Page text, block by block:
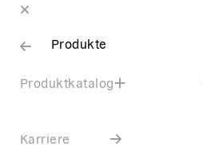
Produkte
Produktkatalog
Karriere